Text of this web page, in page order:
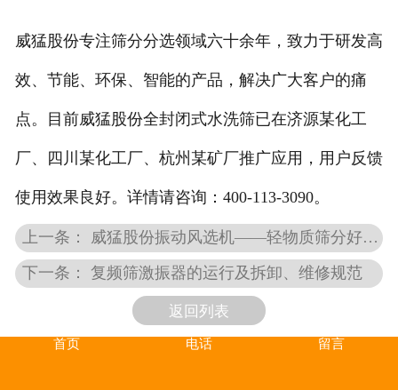
威猛股份专注筛分分选领域六十余年，致力于研发高
效、节能、环保、智能的产品，解决广大客户的痛
点。目前威猛股份全封闭式水洗筛已在济源某化工
厂、四川某化工厂、杭州某矿厂推广应用，用户反馈
使用效果良好。详情请咨询：400-113-3090。
上一条： 威猛股份振动风选机——轻物质筛分好帮手
下一条： 复频筛激振器的运行及拆卸、维修规范
返回列表
首页 电话 留言